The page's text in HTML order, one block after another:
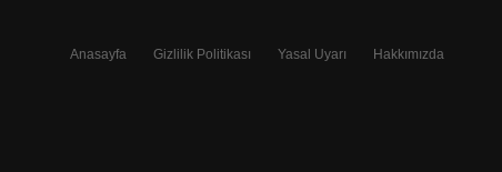
Anasayfa Gizlilik Politikası Yasal Uyarı Hakkımızda